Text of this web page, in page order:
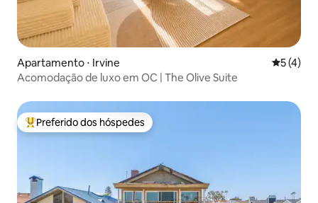
Apartamento ⋅ Irvine 5 de
5 (4)
Acomodação de luxo em OC | The Olive Suite
Entre os melhores preferidos dos hóspedes
Preferido dos hóspedes